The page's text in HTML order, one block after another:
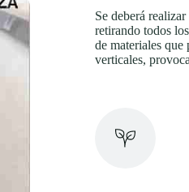
Se deberá
retirando todos
de materiales que
verticales,